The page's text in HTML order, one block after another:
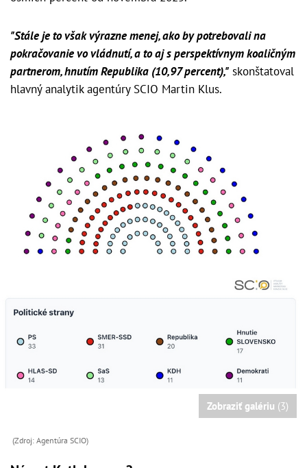
"Stále je to však výrazne menej, ako by potrebovali na
pokračovanie vo vládnutí, a to aj s perspektívnym koaličným
partnerom, hnutím Republika (10,97 percent)," skonštatoval
hlavný analytik agentúry SCIO Martin Klus.
Zobraziť galériu (3)
(Zdroj: Agentúra SCIO)